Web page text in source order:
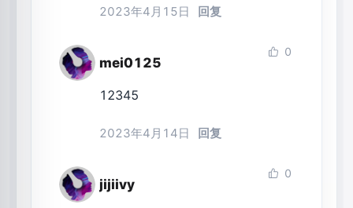
2023年4月15日 回复
mei0125
0
12345
2023年4月14日 回复
jijiivy
0